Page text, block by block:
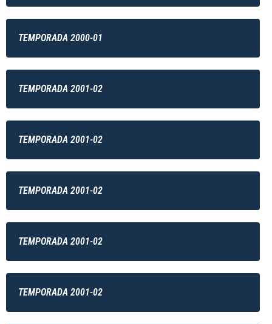
TEMPORADA 2000-01
TEMPORADA 2001-02
TEMPORADA 2001-02
TEMPORADA 2001-02
TEMPORADA 2001-02
TEMPORADA 2001-02